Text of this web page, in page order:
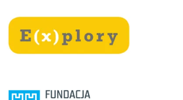
treści
do
treści